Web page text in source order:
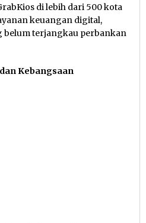
di lebih dari 500 kota
keuangan digital,
belum terjangkau perbankan
Kebangsaan